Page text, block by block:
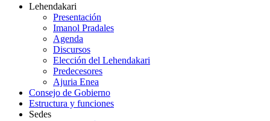
Lehendakari
Presentación
Imanol Pradales
Agenda
Discursos
Elección del Lehendakari
Predecesores
Ajuria Enea
Consejo de Gobierno
Estructura y funciones
Sedes